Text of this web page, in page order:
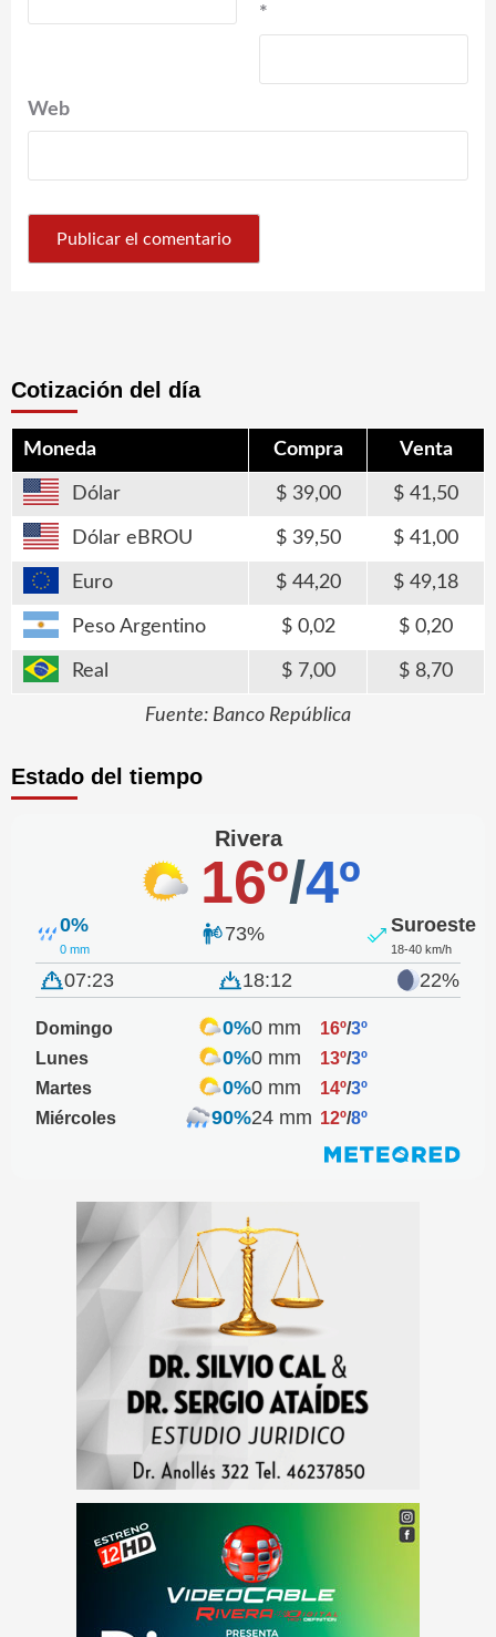
*
Web
Cotización del día
Moneda Compra Venta
Dólar 39,00 41,50
Dólar eBROU 39,50 41,00
Euro 44,20 49,18
Peso Argentino 0,02 0,20
Real 7,00 8,70
Fuente: Banco República
Estado del tiempo
Rivera
16º/4º
0%
0 mm
73% Suroeste
18-40 km/h
07:23 18:12 22%
Domingo 0%0 mm 16º/3º
Lunes
0%0 mm 13º/3º
Martes
0%0 mm 14º/3º
Miércoles
90%24 mm 12º/8º